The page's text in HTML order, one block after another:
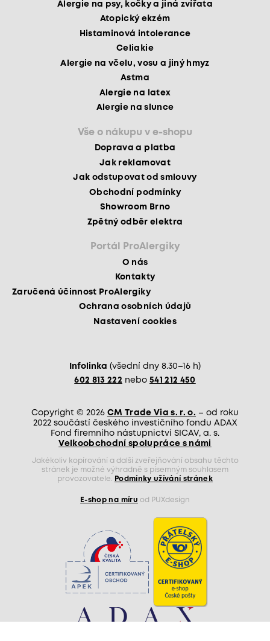
Alergie na psy, kočky a jiná zvířata
Atopický ekzém
Histaminová intolerance
Celiakie
Alergie na včelu, vosu a jiný hmyz
Astma
Alergie na latex
Alergie na slunce
Vše o nákupu v e-shopu
Doprava a platba
Jak reklamovat
Jak odstupovat od smlouvy
Obchodní podmínky
Showroom Brno
Zpětný odběr elektra
Portál ProAlergiky
O nás
Kontakty
Zaručená účinnost ProAlergiky
Ochrana osobních údajů
Nastavení cookies
Infolinka (všední dny 8.30–16 h)
602 813 222 nebo 541 212 450
Copyright © 2026 CM Trade Via s. r. o. – od roku
2022 součástí českého investičního fondu ADAX
Fond firemního nástupnictví SICAV, a. s.
Velkoobchodní spolupráce s námi
Jakékoliv kopírování a další zveřejňování obsahu těchto
stránek je možné výhradně s písemným souhlasem
provozovatele.
Podmínky užívání stránek
E-shop na míru od PUXdesign